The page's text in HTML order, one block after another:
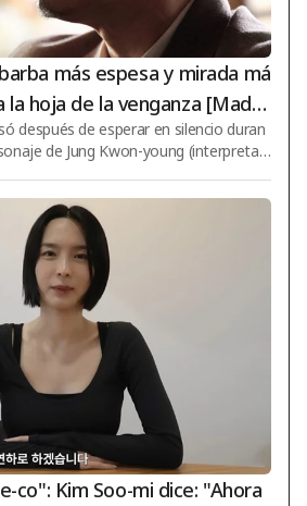
más espesa y mirada má
la hoja de la venganza [Made
2]
después de esperar en silencio duran
de Jung Kwon-young (interpretad
por Hyun Bin), aprovechó l
Disney+ original series "Ma
(director Woo Min-ho) released charac
performance of Jang Geon-young, wh
advisor to the joint investigation team.
co": Kim Soo-mi dice: "Ahora